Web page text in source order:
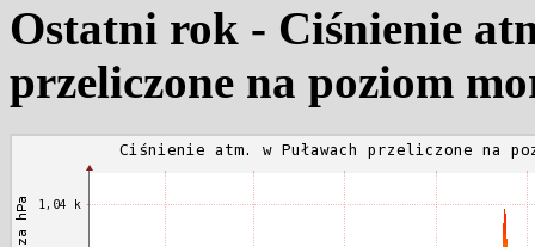
Ostatni rok - Ciśnienie
przeliczone na poziom